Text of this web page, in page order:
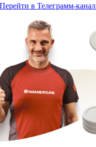
Перейти в Телеграмм-канал